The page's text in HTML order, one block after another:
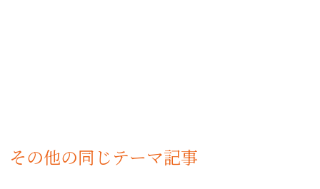
その他の同じテーマ記事